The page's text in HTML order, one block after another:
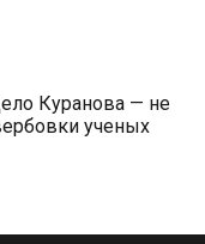
Куранова — не
ученых